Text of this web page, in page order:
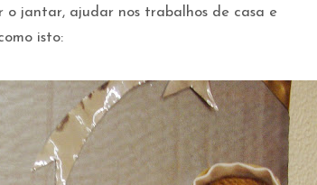
o jantar, ajudar nos trabalhos de casa e
isto: